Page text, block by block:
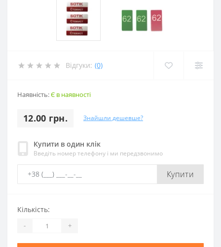
Відгуки: (0)
Наявність:Є в наявності
12.00 грн. Знайшли дешевше?
Купити в один клік
Введіть номер телефону і ми передзвонимо
Купити
Кількість:
- +